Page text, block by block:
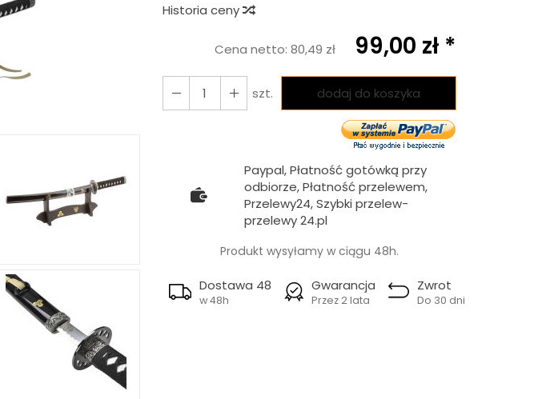
Historia ceny
Cena netto: 80,49 zł 99,00 zł *
szt. dodaj do koszyka
Paypal, Płatność gotówką przy
odbiorze, Płatność przelewem,
Przelewy24, Szybki przelew-
przelewy 24.pl
Produkt wysyłamy w ciągu 48h.
Dostawa 48
w 48h
Gwarancja
Przez 2 lata
Zwrot
Do 30 dni